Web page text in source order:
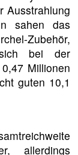
Ausstrahlung
sahen das
Zubehör,
bei der
Millionen
guten 10,1
allerdings